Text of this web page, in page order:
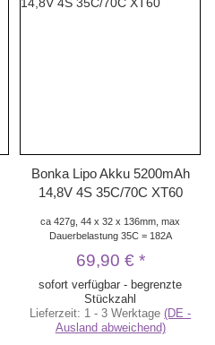
Bonka Lipo Akku 5200mAh
14,8V 4S 35C/70C XT60
ca 427g, 44 x 32 x 136mm, max
Dauerbelastung 35C = 182A
69,90 € *
sofort verfügbar - begrenzte
Stückzahl
Lieferzeit: 1 - 3 Werktage(DE -
Ausland abweichend)